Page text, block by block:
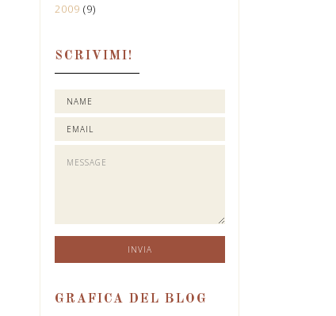
2009 (9)
SCRIVIMI!
GRAFICA DEL BLOG